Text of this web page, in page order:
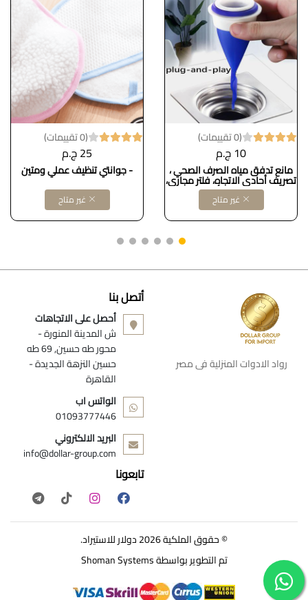
(0 تقييمات)
10 ج.م
مانع تدفق مياه الصرف الصحي ،
تصريف أحادي الاتجاه، فلتر مجاري،
مصيدة تصريف أرضية من
السيليكون قابلة للتعديل للحمام
والمرحاض والمطبخ والأنابيب
الأخرى (أزرق)
غير متاح
(0 تقييمات)
25 ج.م
- جوانتي تنظيف عملي ومتين
غير متاح
رواد الادوات المنزلية فى مصر
أتصل بنا
أحصل على الاتجاهات
ش المدينة المنورة -
محور طه حسين, 69 طه
حسين النزهة الجديدة -
القاهرة
الواتس اب
01093777446
البريد الالكتروني
info@dollar-group.com
تابعونا
© حقوق الملكية 2026 دولار للاستيراد.
تم التطوير بواسطةShoman Systems